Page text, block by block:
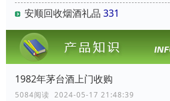
安顺回收烟酒礼品 331
1982年茅台酒上门收购
5084阅读 2024-05-17 21:48:39